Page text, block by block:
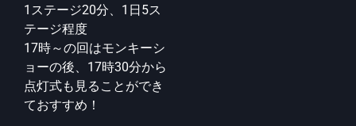
1ステージ20分、1日5ス
テージ程度
17時～の回はモンキーシ
ョーの後、 17時30分から
点灯式も見ることができ
ておすすめ！